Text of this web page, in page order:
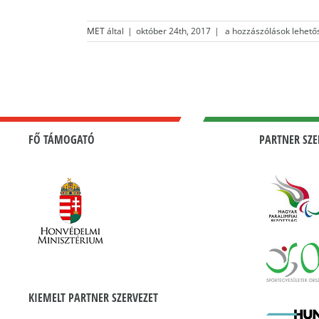
METáltal | október 24th, 2017 |
Téli
Sportok
a hozzászólások
FŐ TÁMOGATÓ
KIEMELT PARTNER SZERVEZET
PARTNER